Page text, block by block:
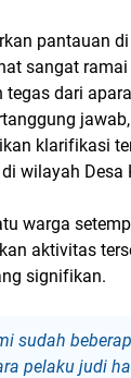
pantauan
sangat
tegas dari
klarifikasi
wilayah Desa
warga
aktivitas
signifikan.
sudah
pelaku judi